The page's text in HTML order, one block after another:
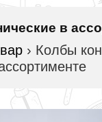
в
› Колбы